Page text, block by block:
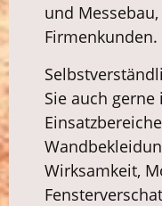
und
Firmenkunden.
Sie auch
Wirksamkeit,